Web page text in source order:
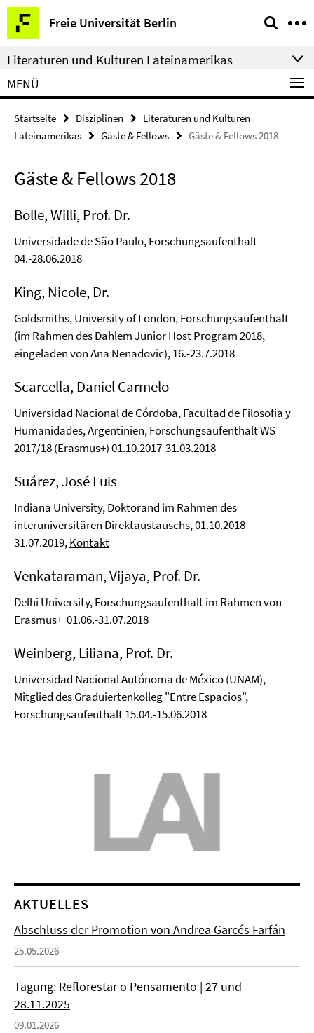
Springe
direkt
zu
Inhalt
Freie Universität Berlin
Service-
Navigation
Literaturen und Kulturen Lateinamerikas
MENÜ
Startseite Disziplinen
Literaturen und Kulturen
Lateinamerikas
Gäste & Fellows Gäste & Fellows 2018
Gäste & Fellows 2018
Bolle, Willi, Prof. Dr.
Universidade de São Paulo, Forschungsaufenthalt
04.-28.06.2018
King, Nicole, Dr.
Goldsmiths, University of London, Forschungsaufenthalt
(im Rahmen des Dahlem Junior Host Program 2018,
eingeladen von Ana Nenadovic), 16.-23.7.2018
Scarcella, Daniel Carmelo
Universidad Nacional de Córdoba, Facultad de Filosofia y
Humanidades, Argentinien, Forschungsaufenthalt WS
2017/18 (Erasmus+) 01.10.2017-31.03.2018
Suárez, José Luis
Indiana University, Doktorand im Rahmen des
interuniversitären Direktaustauschs, 01.10.2018 -
31.07.2019,Kontakt
Venkataraman, Vijaya, Prof. Dr.
Delhi University, Forschungsaufenthaltim Rahmen von
Erasmus+ 01.06.-31.07.2018
Weinberg, Liliana, Prof. Dr.
Universidad Nacional Autónoma de México (UNAM),
Mitglied des Graduiertenkolleg "Entre Espacios",
Forschungsaufenthalt 15.04.-15.06.2018
AKTUELLES
Abschluss der Promotion von Andrea Garcés Farfán
25.05.2026
Tagung: Reflorestar o Pensamento | 27 und
28.11.2025
09.01.2026